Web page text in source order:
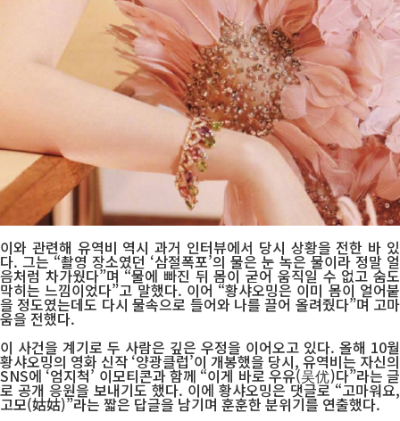
이와 관련해 유역비 역시 과거 인터뷰에서 당시 상황을 전한 바 있
다. 그는 “촬영 장소였던 ‘삼절폭포’의 물은 눈 녹은 물이라 정말 얼
음처럼 차가웠다”며 “물에 빠진 뒤 몸이 굳어 움직일 수 없고 숨도
막히는 느낌이었다”고 말했다. 이어 “황샤오밍은 이미 몸이 얼어붙
을 정도였는데도 다시 물속으로 들어와 나를 끌어 올려줬다”며 고마
움을 전했다.
이 사건을 계기로 두 사람은 깊은 우정을 이어오고 있다. 올해 10월
황샤오밍의 영화 신작 ‘양광클럽’이 개봉했을 당시, 유역비는 자신의
SNS에 ‘엄지척’ 이모티콘과 함께 “이게 바로 우유(吴优)다”라는 글
로 공개 응원을 보내기도 했다. 이에 황샤오밍은 댓글로 “고마워요,
고모(姑姑)”라는 짧은 답글을 남기며 훈훈한 분위기를 연출했다.